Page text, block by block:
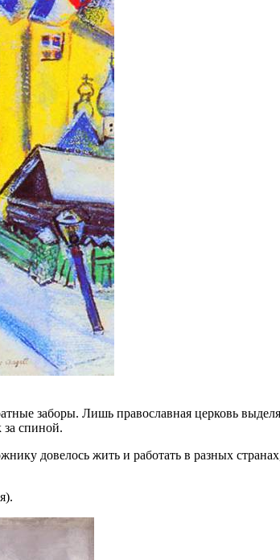
заборы. Лишь православная церковь
спиной.
довелось жить и работать в разных